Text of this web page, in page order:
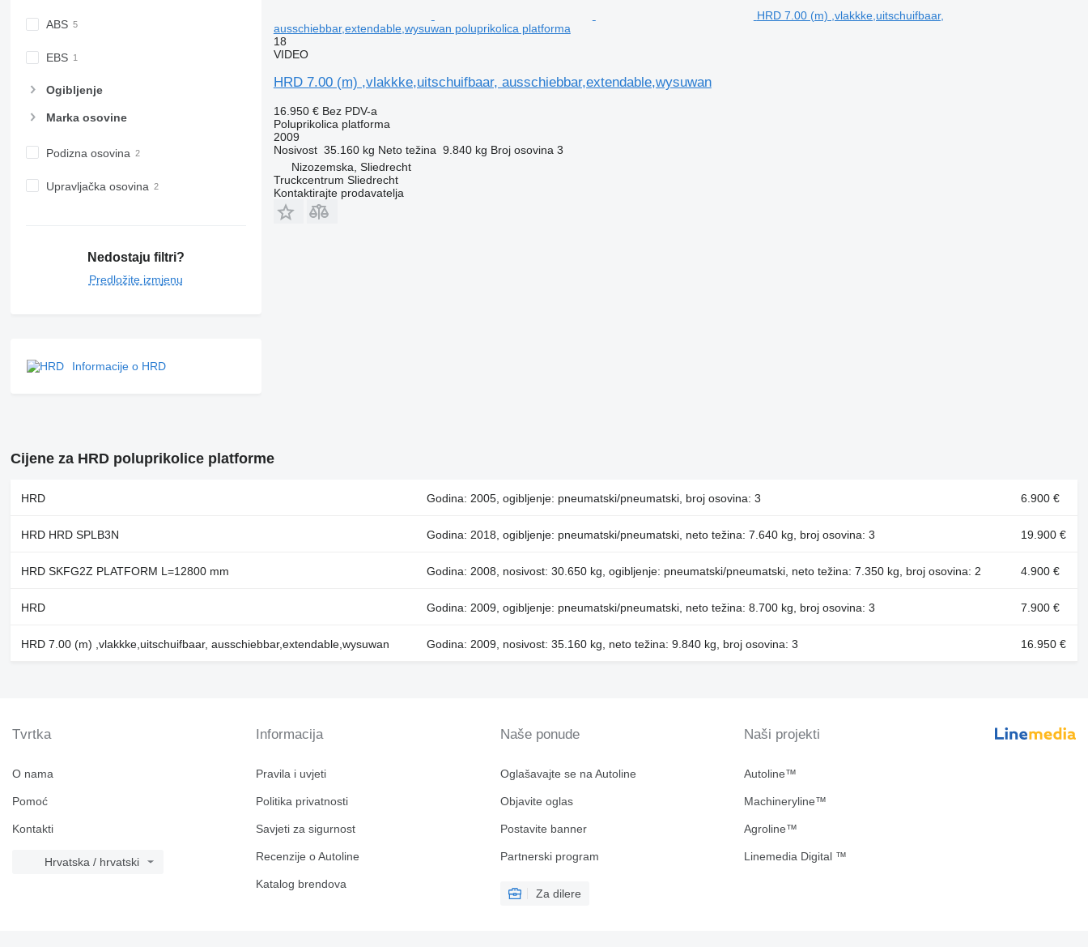
ABS
EBS
Ogibljenje
Marka osovine
Podizna osovina
Upravljačka osovina
Nedostaju filtri?
Predložite izmjenu
Informacije o HRD
HRD 7.00 (m) ,vlakkke,uitschuifbaar,
ausschiebbar,extendable,wysuwan poluprikolica platforma
18
VIDEO
HRD 7.00 (m) ,vlakkke,uitschuifbaar, ausschiebbar,extendable,wysuwan
16.950 € Bez PDV-a
Poluprikolica platforma
2009
Nosivost 35.160 kg Neto težina 9.840 kg Broj osovina 3
Nizozemska, Sliedrecht
Truckcentrum Sliedrecht
Kontaktirajte prodavatelja
Cijene za HRD poluprikolice platforme
HRD Godina: 2005, ogibljenje: pneumatski/pneumatski, broj osovina: 3 6.900 €
HRD HRD SPLB3N Godina: 2018, ogibljenje: pneumatski/pneumatski, neto težina: 7.640 kg, broj osovina: 3 19.900 €
HRD SKFG2Z PLATFORM L=12800 mm Godina: 2008, nosivost: 30.650 kg, ogibljenje: pneumatski/pneumatski, neto težina: 7.350 kg, broj osovina: 2 4.900 €
HRD Godina: 2009, ogibljenje: pneumatski/pneumatski, neto težina: 8.700 kg, broj osovina: 3 7.900 €
HRD 7.00 (m) ,vlakkke,uitschuifbaar, ausschiebbar,extendable,wysuwan Godina: 2009, nosivost: 35.160 kg, neto težina: 9.840 kg, broj osovina: 3 16.950 €
Tvrtka
O nama
Pomoć
Kontakti
Hrvatska / hrvatski
Informacija
Pravila i uvjeti
Politika privatnosti
Savjeti za sigurnost
Recenzije o Autoline
Katalog brendova
Naše ponude
Oglašavajte se na Autoline
Objavite oglas
Postavite banner
Partnerski program
Za dilere
Naši projekti
Autoline™
Machineryline™
Agroline™
Linemedia Digital ™